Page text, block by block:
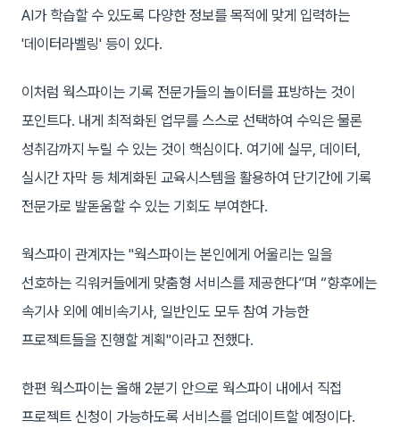
AI가 학습할 수 있도록 다양한 정보를 목적에 맞게 입력하는
'데이터라벨링' 등이 있다.
이처럼 웍스파이는 기록 전문가들의 놀이터를 표방하는 것이
포인트다. 내게 최적화된 업무를 스스로 선택하여 수익은 물론
성취감까지 누릴 수 있는 것이 핵심이다. 여기에 실무, 데이터,
실시간 자막 등 체계화된 교육시스템을 활용하여 단기간에 기록
전문가로 발돋움할 수 있는 기회도 부여한다.
웍스파이 관계자는 "웍스파이는 본인에게 어울리는 일을
선호하는 긱워커들에게 맞춤형 서비스를 제공한다”며 “향후에는
속기사 외에 예비속기사, 일반인도 모두 참여 가능한
프로젝트들을 진행할 계획"이라고 전했다.
한편 웍스파이는 올해 2분기 안으로 웍스파이 내에서 직접
프로젝트 신청이 가능하도록 서비스를 업데이트할 예정이다.